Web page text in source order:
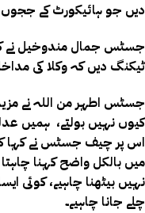
دیں جو ہائیکورٹ کے ججوں
جسٹس جمال مندوخیل نے
ٹیکنگ دیں کہ وکلا کی
جسٹس اطہر من اللہ نے
کیوں نہیں بولتے، ہمیں
اس پر چیف جسٹس نے کہا
میں بالکل واضح کہنا
نہیں بیٹھنا چاہیے، کوئی
چلے جانا چاہیے۔